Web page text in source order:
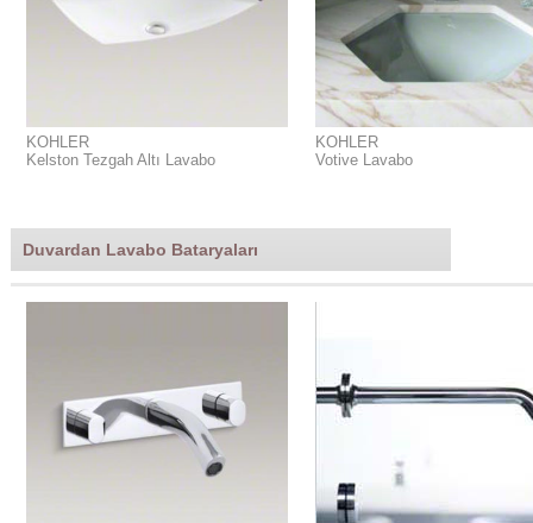
KOHLER
Kelston Tezgah Altı Lavabo
KOHLER
Votive Lavabo
Duvardan Lavabo Bataryaları